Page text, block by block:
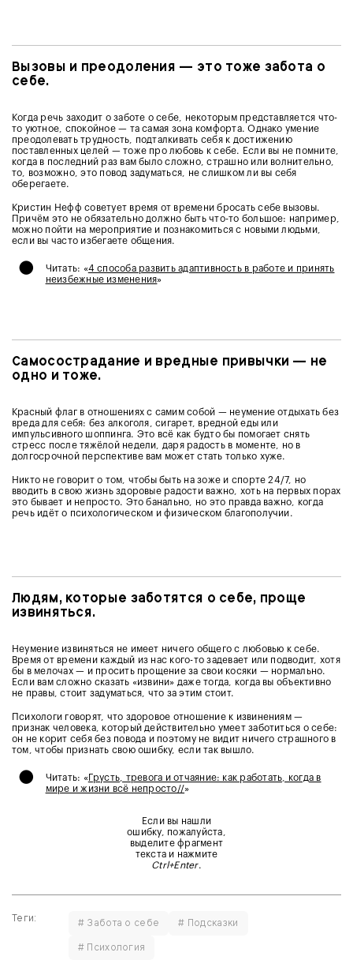
Вызовы и преодоления — это тоже забота о
себе.
Когда речь заходит о заботе о себе, некоторым представляется что-
то уютное, спокойное — та самая зона комфорта. Однако умение
преодолевать трудность, подталкивать себя к достижению
поставленных целей — тоже про любовь к себе. Если вы не помните,
когда в последний раз вам было сложно, страшно или волнительно,
то, возможно, это повод задуматься, не слишком ли вы себя
оберегаете.
Кристин Нефф советует время от времени бросать себе вызовы.
Причём это не обязательно должно быть что-то большое: например,
можно пойти на мероприятие и познакомиться с новыми людьми,
если вы часто избегаете общения.
• Читать: «4 способа развить адаптивность в работе и принять
неизбежные изменения»
Самосострадание и вредные привычки — не
одно и тоже.
Красный флаг в отношениях с самим собой — неумение отдыхать без
вреда для себя: без алкоголя, сигарет, вредной еды или
импульсивного шоппинга. Это всё как будто бы помогает снять
стресс после тяжёлой недели, даря радость в моменте, но в
долгосрочной перспективе вам может стать только хуже.
Никто не говорит о том, чтобы быть на зоже и спорте 24/7, но
вводить в свою жизнь здоровые радости важно, хоть на первых порах
это бывает и непросто. Это банально, но это правда важно, когда
речь идёт о психологическом и физическом благополучии.
Людям, которые заботятся о себе, проще
извиняться.
Неумение извиняться не имеет ничего общего с любовью к себе.
Время от времени каждый из нас кого-то задевает или подводит, хотя
бы в мелочах — и просить прощение за свои косяки — нормально.
Если вам сложно сказать «извини» даже тогда, когда вы объективно
не правы, стоит задуматься, что за этим стоит.
Психологи говорят, что здоровое отношение к извинениям —
признак человека, который действительно умеет заботиться о себе:
он не корит себя без повода и поэтому не видит ничего страшного в
том, чтобы признать свою ошибку, если так вышло.
• Читать: «Грусть, тревога и отчаяние: как работать, когда в
мире и жизни всё непросто//»
Если вы нашли
ошибку, пожалуйста,
выделите фрагмент
текста и нажмите
Ctrl+Enter.
Теги: # Забота о себе
# Подсказки
# Психология